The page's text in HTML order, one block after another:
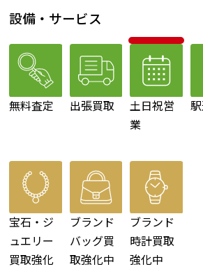
設備・サービス
無料査定 出張買取
土日祝営
業
宝石・ジ
ュエリー
買取強化
ブランド
バッグ買
取強化中
ブランド
時計買取
強化中